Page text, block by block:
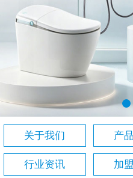
关于我们 产
行业资讯 加